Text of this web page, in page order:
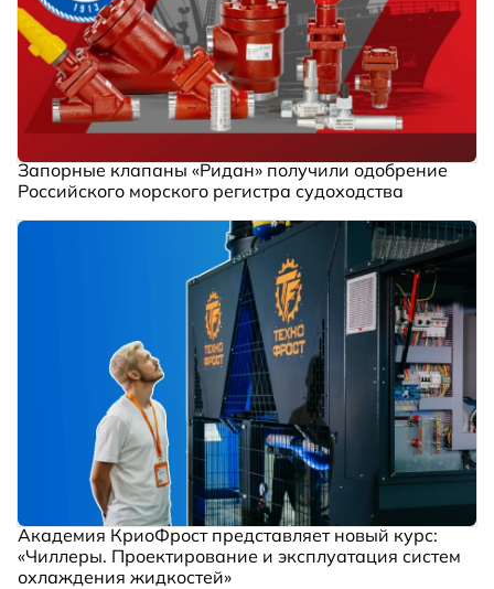
Запорные клапаны «Ридан» получили одобрение
Российского морского регистра судоходства
Академия КриоФрост представляет новый курс:
«Чиллеры. Проектирование и эксплуатация систем
охлаждения жидкостей»